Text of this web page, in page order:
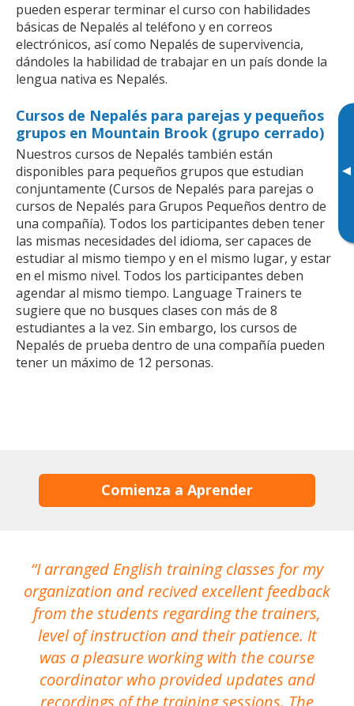
▸
pueden esperar terminar el curso con habilidades
básicas de Nepalés al teléfono y en correos
electrónicos, así como Nepalés de supervivencia,
dándoles la habilidad de trabajar en un país donde la
lengua nativa es Nepalés.
Cursos de Nepalés para parejas y pequeños
grupos en Mountain Brook (grupo cerrado)
Nuestros cursos de Nepalés también están
disponibles para pequeños grupos que estudian
conjuntamente (Cursos de Nepalés para parejas o
cursos de Nepalés para Grupos Pequeños dentro de
una compañía). Todos los participantes deben tener
las mismas necesidades del idioma, ser capaces de
estudiar al mismo tiempo y en el mismo lugar, y estar
en el mismo nivel. Todos los participantes deben
agendar al mismo tiempo. Language Trainers te
sugiere que no busques clases con más de 8
estudiantes a la vez. Sin embargo, los cursos de
Nepalés de prueba dentro de una compañía pueden
tener un máximo de 12 personas.
Comienza a Aprender
I arranged English training classes for my
organization and recived excellent feedback
from the students regarding the trainers,
level of instruction and their patience. It
was a pleasure working with the course
coordinator who provided updates and